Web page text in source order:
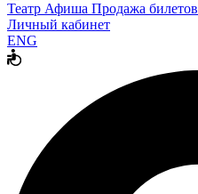
Театр Афиша Продажа билетов
Личный кабинет
ENG